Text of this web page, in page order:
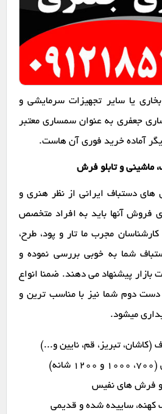
یا سایر تجهیزات سرمایشی و
جعفری به عنوان سمساری معتبر
آماده خرید فوری آن هاست.
دستباف ایرانی از نظر هنری و
فروش آنها باید به افراد متخصص
مجرب ما تار و پود، طرح،
شما به خوبی بررسی نموده و
بازار پیشنهاد می دهند. ضمنا انواع
دوم شما نیز با مناسب ترین و
میشود.
(کاشان، تبریز، قم، نایین و...)
فرش های نفیس
ساییده شده و قدیمی